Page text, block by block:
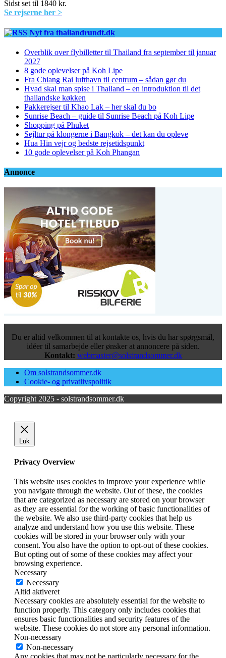
Sidst set til 1840 kr.
Se rejserne her >
Nyt fra thailandrundt.dk
Overblik over flybilletter til Thailand fra september til januar
2027
8 gode oplevelser på Koh Lipe
Fra Chiang Rai lufthavn til centrum – sådan gør du
Hvad skal man spise i Thailand – en introduktion til det
thailandske køkken
Pakkerejser til Khao Lak – her skal du bo
Sunrise Beach – guide til Sunrise Beach på Koh Lipe
Shopping på Phuket
Sejltur på klongerne i Bangkok – det kan du opleve
Hua Hin vejr og bedste rejsetidspunkt
10 gode oplevelser på Koh Phangan
Annonce
Du er altid velkommen til at kontakte os, hvis du har spørgsmål,
idéer til samarbejde eller ønsker at annoncere på siden.
Kontakt: webmaster@solstrandsommer.dk
Om solstrandsommer.dk
Cookie- og privatlivspolitik
Copyright 2025 - solstrandsommer.dk
Luk
Privacy Overview
This website uses cookies to improve your experience while
you navigate through the website. Out of these, the cookies
that are categorized as necessary are stored on your browser
as they are essential for the working of basic functionalities of
the website. We also use third-party cookies that help us
analyze and understand how you use this website. These
cookies will be stored in your browser only with your
consent. You also have the option to opt-out of these cookies.
But opting out of some of these cookies may affect your
browsing experience.
Necessary
Necessary
Altid aktiveret
Necessary cookies are absolutely essential for the website to
function properly. This category only includes cookies that
ensures basic functionalities and security features of the
website. These cookies do not store any personal information.
Non-necessary
Non-necessary
Any cookies that may not be particularly necessary for the